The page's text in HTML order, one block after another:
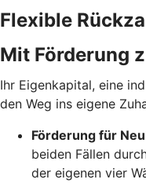
Flexible
Mit Förderung
Ihr Eigenkapital, eine
den Weg ins eigene
Förderung für
beiden Fällen
der eigenen vier